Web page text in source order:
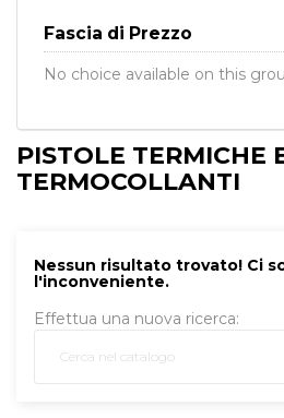
Fascia di Prezzo
No choice available on this
PISTOLE TERMICHE
TERMOCOLLANTI
Nessun risultato trovato! Ci
l'inconveniente.
Effettua una nuova ricerca: